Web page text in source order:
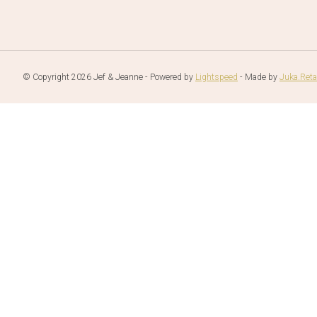
© Copyright 2026 Jef & Jeanne - Powered by Lightspeed - Made by